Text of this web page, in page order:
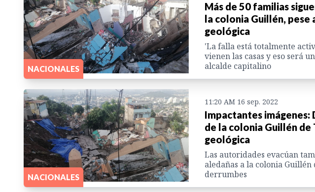
NACIONALES
Más de 50 familias
la colonia Guillén,
geológica
'La falla está totalmente
vienen las casas y eso será
alcalde capitalino
NACIONALES
11:20 AM 16 sep. 2022
Impactantes imágenes:
de la colonia Guillén
geológica
Las autoridades evacúan
aledañas a la colonia
derrumbes